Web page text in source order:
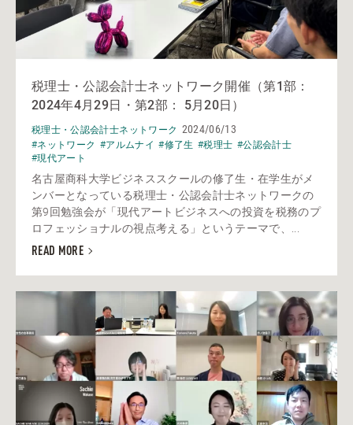
税理士・公認会計士ネットワーク開催（第1部：
2024年4月29日・第2部： 5月20日）
税理士・公認会計士ネットワーク 2024/06/13
#ネットワーク #アルムナイ #修了生 #税理士 #公認会計士
#現代アート
名古屋商科大学ビジネススクールの修了生・在学生がメ
ンバーとなっている税理士・公認会計士ネットワークの
第9回勉強会が「現代アートビジネスへの投資を税務のプ
ロフェッショナルの視点考える」というテーマで、...
READ MORE